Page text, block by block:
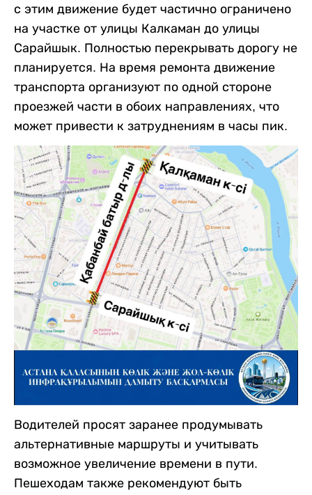
с этим движение будет частично ограничено
на участке от улицы Калкаман до улицы
Сарайшык. Полностью перекрывать дорогу не
планируется. На время ремонта движение
транспорта организуют по одной стороне
проезжей части в обоих направлениях, что
может привести к затруднениям в часы пик.
Водителей просят заранее продумывать
альтернативные маршруты и учитывать
возможное увеличение времени в пути.
Пешеходам также рекомендуют быть